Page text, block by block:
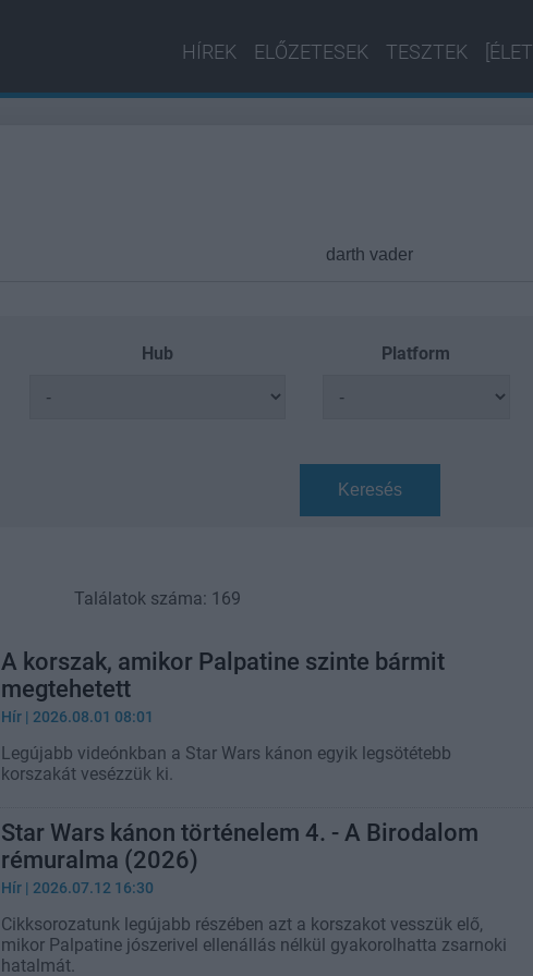
HÍREK ELŐZETESEK TESZTEK [ÉLET]
Hub Platform
Keresés
Találatok száma: 169
A korszak, amikor Palpatine szinte bármit
megtehetett
Hír | 2026.08.01 08:01
Legújabb videónkban a Star Wars kánon egyik legsötétebb
korszakát vesézzük ki.
Star Wars kánon történelem 4. - A Birodalom
rémuralma (2026)
Hír | 2026.07.12 16:30
Cikksorozatunk legújabb részében azt a korszakot vesszük elő,
mikor Palpatine jószerivel ellenállás nélkül gyakorolhatta zsarnoki
hatalmát.